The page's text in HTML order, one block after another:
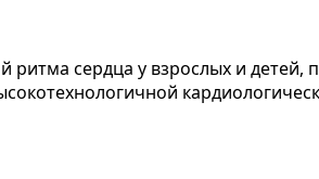
ритма сердца у взрослых и